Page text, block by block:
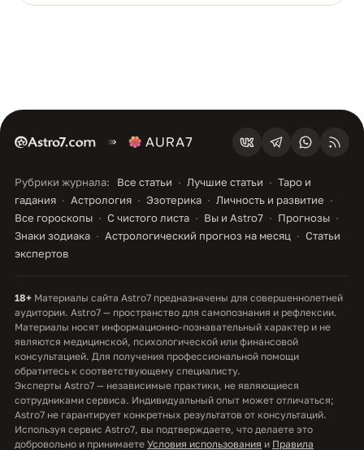
Рубрики журнала: Все статьи Лучшие статьи
Таро и
гадания
Астрология Эзотерика
Личность и развитие
Все гороскопы
С чистого листа Вы и Astro7
Прогнозы
Знаки зодиака
Астрологический прогноз на месяц
Статьи
экспертов
18+ Материалы сайта Astro7 предназначены для совершеннолетней
аудитории. Astro7 — пространство для самопознания и рефлексии.
Материалы носят информационно-познавательный характер и не
являются медицинской, психологической или финансовой
консультацией. Для получения профессиональной помощи
обратитесь к соответствующему специалисту.
Эксперты Astro7 — независимые практики, не являющиеся
сотрудниками сервиса. Индивидуальный опыт может отличаться;
Astro7 не гарантирует конкретных результатов от консультаций.
Используя сервис Astro7, вы подтверждаете, что делаете это
добровольно и принимаете Условия использования и Правила